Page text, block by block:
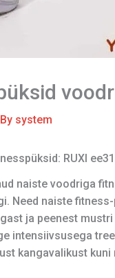
system
RUXI
naiste voodriga
Need naiste
ja peenest
intensiivsusega
kangavalikust